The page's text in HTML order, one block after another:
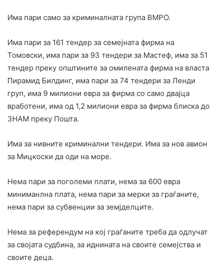
Има пари само за криминалната група ВМРО.
Има пари за 161 тендер за семејната фирма на
Томовски, има пари за 93 тендери за Мастеф, има за 51
тендер преку општините за омилената фирма на власта
Пирамид Билдинг, има пари за 74 тендери за Ленди
груп, има 9 милиони евра за фирма со само двајца
вработени, има од 1,2 милиони евра за фирма блиска до
ЗНАМ преку Пошта.
Има за нивните криминални тендери. Има за нов авион
за Мицкоски да оди на море.
Нема пари за поголеми плати, нема за 600 евра
миниманлна плата, нема пари за мерки за граѓаните,
нема пари за субвенции за земјделците.
Нема за референдум на кој граѓаните треба да одлучат
за својата судбина, за иднината на своите семејства и
своите деца.